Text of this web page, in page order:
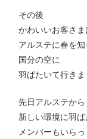
その後
かわいいお客さま
アルステに春を
国分の空に
羽ばたいて行きま
先日アルステから
新しい環境に羽
メンバーもいら